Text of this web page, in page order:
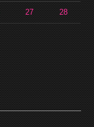
27 28